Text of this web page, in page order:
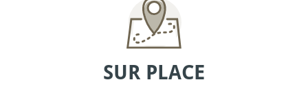
SUR PLACE